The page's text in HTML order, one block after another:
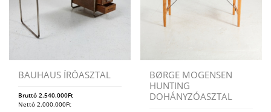
BAUHAUS ÍRÓASZTAL
Bruttó 2.540.000Ft
Nettó 2.000.000Ft
BØRGE MOGENSEN
HUNTING
DOHÁNYZÓASZTAL